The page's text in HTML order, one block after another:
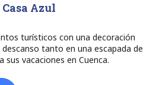
Azul
turísticos con una decoración
tanto en una escapada de
vacaciones en Cuenca.